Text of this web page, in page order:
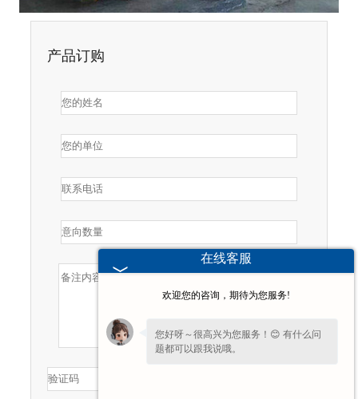
产品订购
在线客服
欢迎您的咨询，期待为您服务!
您好呀～很高兴为您服务！😊 有什么问
题都可以跟我说哦。